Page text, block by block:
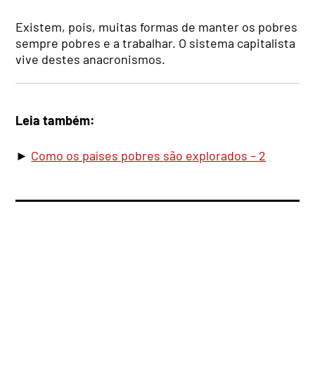
Existem, pois, muitas formas de manter os pobres
sempre pobres e a trabalhar. O sistema capitalista
vive destes anacronismos.
Leia também:
► Como os países pobres são explorados – 2